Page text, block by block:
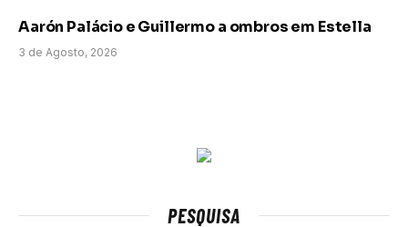
Aarón Palácio e Guillermo a ombros em Estella
3 de Agosto, 2026
PESQUISA